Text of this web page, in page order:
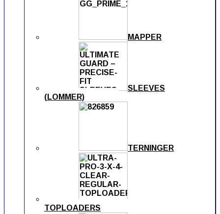
MAPPER
SLEEVES
(LOMMER)
TERNINGER
TOPLOADERS